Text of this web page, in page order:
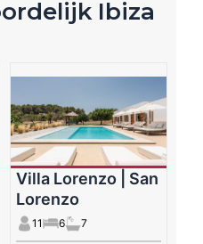
Ibiza
Villa Lorenzo | San
Lorenzo
11 6 7